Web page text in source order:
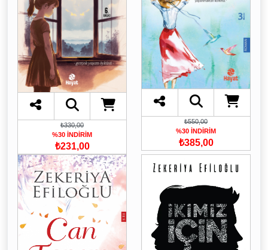
₺330,00
%30 İNDİRİM
₺231,00
₺550,00
%30 İNDİRİM
₺385,00